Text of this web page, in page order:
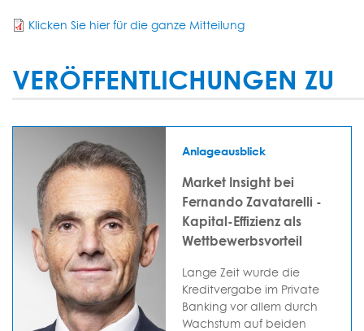
Klicken Sie hier für die ganze Mitteilung
VERÖFFENTLICHUNGEN ZU
Anlageausblick
Market Insight bei
Fernando Zavatarelli -
Kapital-Effizienz als
Wettbewerbsvorteil
Lange Zeit wurde die
Kreditvergabe im Private
Banking vor allem durch
Wachstum auf beiden